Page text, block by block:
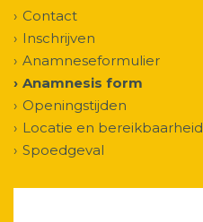
Contact
Inschrijven
Anamneseformulier
Anamnesis form
Openingstijden
Locatie en bereikbaarheid
Spoedgeval